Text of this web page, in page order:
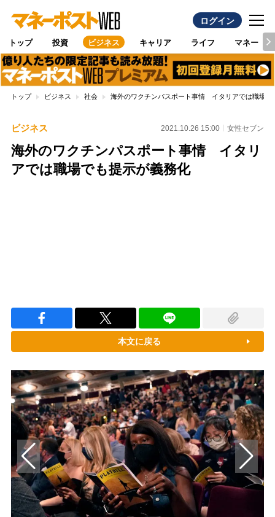
ログイン
トップ 投資 ビジネス キャリア ライフ マネー
トップ ビジネス 社会 海外のワクチンパスポート事情 イタリアでは職場で
ビジネス 2021.10.26 15:00 女性セブン
海外のワクチンパスポート事情 イタリ
アでは職場でも提示が義務化
本文に戻る